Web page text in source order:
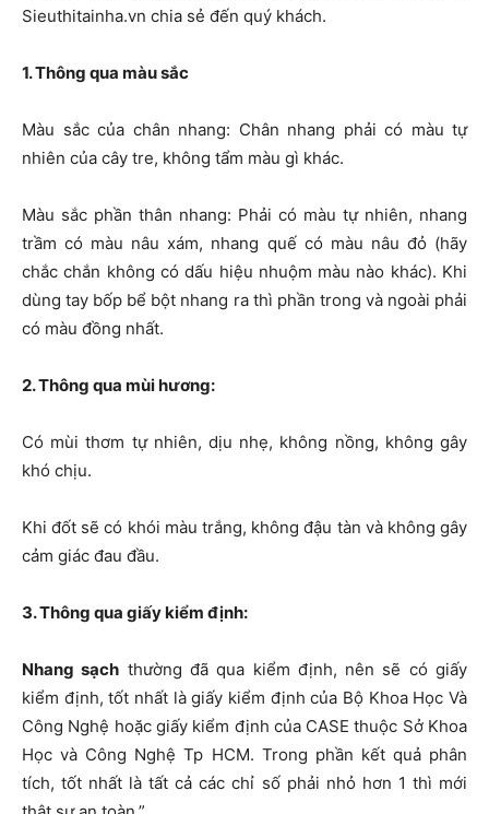
Sieuthitainha.vn chia sẻ đến quý khách.
1. Thông qua màu sắc
Màu sắc của chân nhang: Chân nhang phải có màu tự
nhiên của cây tre, không tẩm màu gì khác.
Màu sắc phần thân nhang: Phải có màu tự nhiên, nhang
trầm có màu nâu xám, nhang quế có màu nâu đỏ (hãy
chắc chắn không có dấu hiệu nhuộm màu nào khác). Khi
dùng tay bốp bể bột nhang ra thì phần trong và ngoài phải
có màu đồng nhất.
2. Thông qua mùi hương:
Có mùi thơm tự nhiên, dịu nhẹ, không nồng, không gây
khó chịu.
Khi đốt sẽ có khói màu trắng, không đậu tàn và không gây
cảm giác đau đầu.
3. Thông qua giấy kiểm định:
Nhang sạch thường đã qua kiểm định, nên sẽ có giấy
kiểm định, tốt nhất là giấy kiểm định của Bộ Khoa Học Và
Công Nghệ hoặc giấy kiểm định của CASE thuộc Sở Khoa
Học và Công Nghệ Tp HCM. Trong phần kết quả phân
tích, tốt nhất là tất cả các chỉ số phải nhỏ hơn 1 thì mới